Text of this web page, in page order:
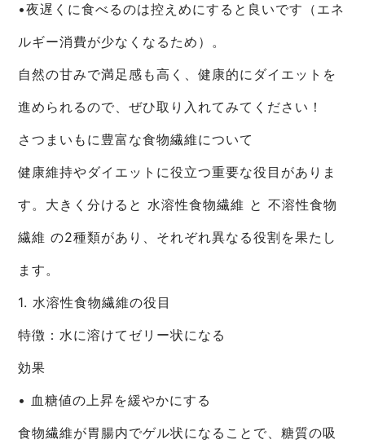
•夜遅くに食べるのは控えめにすると良いです（エネ
ルギー消費が少なくなるため）。
自然の甘みで満足感も高く、健康的にダイエットを
進められるので、ぜひ取り入れてみてください！
さつまいもに豊富な食物繊維について
健康維持やダイエットに役立つ重要な役目がありま
す。大きく分けると 水溶性食物繊維 と 不溶性食物
繊維 の2種類があり、それぞれ異なる役割を果たし
ます。
1. 水溶性食物繊維の役目
特徴：水に溶けてゼリー状になる
効果
• 血糖値の上昇を緩やかにする
食物繊維が胃腸内でゲル状になることで、糖質の吸